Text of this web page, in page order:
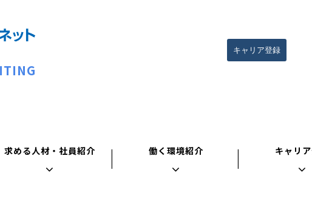
キャリア登録
求める人材・社員紹介 働く環境紹介 キャリ